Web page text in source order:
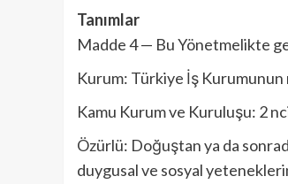
Tanımlar
Madde 4 — Bu Yönetmelikte
Kurum: Türkiye İş Kurumunun
Kamu Kurum ve Kuruluşu: 2
Özürlü: Doğuştan ya da
duygusal ve sosyal